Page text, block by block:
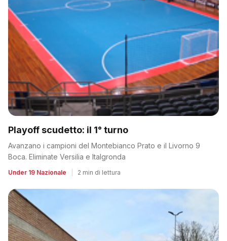
Playoff scudetto: il 1° turno
Avanzano i campioni del Montebianco Prato e il Livorno 9
Boca. Eliminate Versilia e Italgronda
Under 19 Nazionale 2 min di lettura